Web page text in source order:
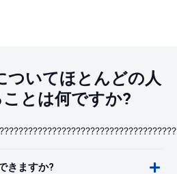
ついてほとんどの人
とは何ですか?
きますか?